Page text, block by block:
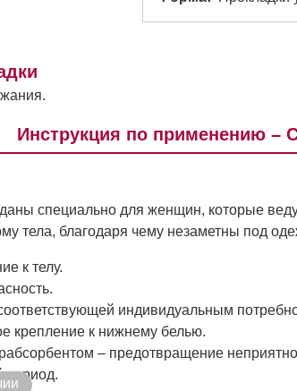
Инструкция по применению –
специально для женщин, которые
тела, благодаря чему незаметны под
к телу.
индивидуальным
крепление к нижнему белью.
– предотвращение
период.